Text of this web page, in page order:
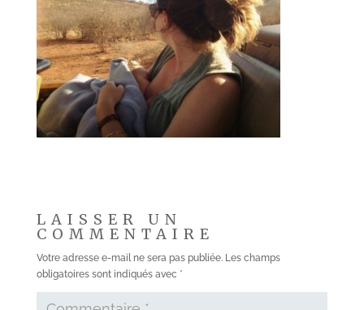
LAISSER UN
COMMENTAIRE
Votre adresse e-mail ne sera pas publiée. Les champs
obligatoires sont indiqués avec *